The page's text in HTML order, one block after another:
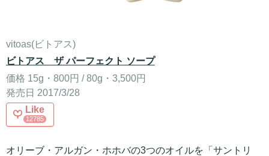
vitoas(ビトアス)
ビトアス ザ パーフェクト ソープ
価格 15g・800円 / 80g・3,500円
発売日 2017/3/28
Like
12785
オリーブ・アルガン・ホホバの3つのオイルを「サントリ